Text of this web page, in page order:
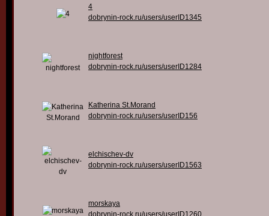
4
dobrynin-rock.ru/users/userID1345
nightforest
dobrynin-rock.ru/users/userID1284
Katherina St.Morand
dobrynin-rock.ru/users/userID156
elchischev-dv
dobrynin-rock.ru/users/userID1563
morskaya
dobrynin-rock.ru/users/userID1260